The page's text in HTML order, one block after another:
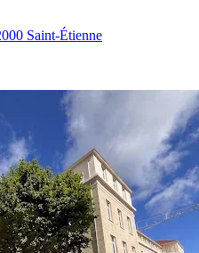
Saint-Étienne